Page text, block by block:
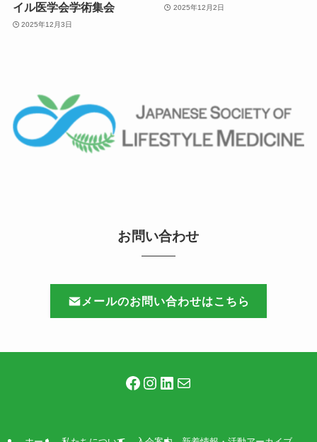
イル医学会学術集会
2025年12月3日
2025年12月2日
お問い合わせ
メールのお問い合わせはこちら
Facebook
Instagram
LinkedIn
メール